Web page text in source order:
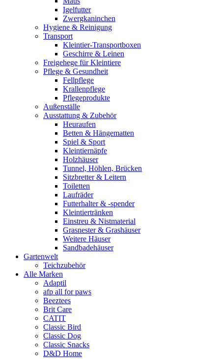
Igelfutter
Zwergkaninchen
Hygiene & Reinigung
Transport
Kleintier-Transportboxen
Geschirre & Leinen
Freigehege für Kleintiere
Pflege & Gesundheit
Fellpflege
Krallenpflege
Pflegeprodukte
Außenställe
Ausstattung & Zubehör
Heuraufen
Betten & Hängematten
Spiel & Sport
Kleintiernäpfe
Holzhäuser
Tunnel, Höhlen, Brücken
Sitzbretter & Leitern
Toiletten
Laufräder
Futterhalter & -spender
Kleintiertränken
Einstreu & Nistmaterial
Grasnester & Grashäuser
Weitere Häuser
Sandbadehäuser
Gartenwelt
Teichzubehör
Alle Marken
Adaptil
afp all for paws
Beeztees
Brit Care
CATIT
Classic Bird
Classic Dog
Classic Snacks
D&D Home